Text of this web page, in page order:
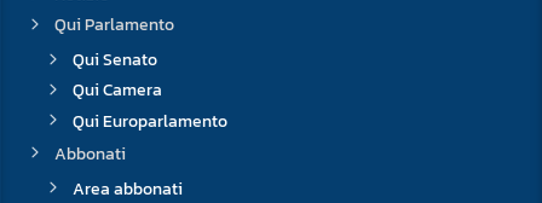
Qui Parlamento
Qui Senato
Qui Camera
Qui Europarlamento
Abbonati
Area abbonati